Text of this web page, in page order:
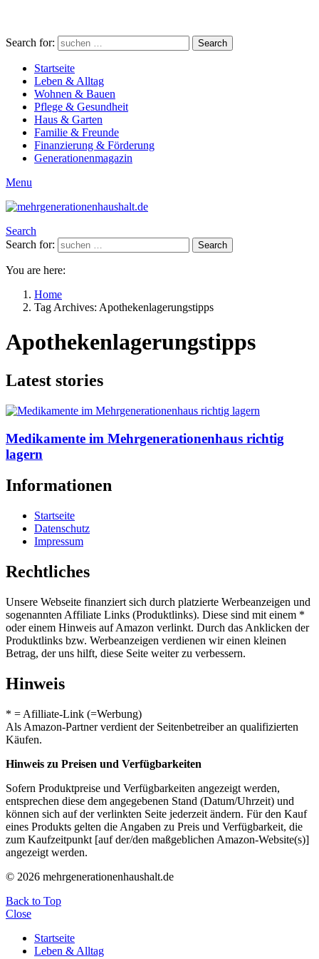
Search for: Search
Startseite
Leben & Alltag
Wohnen & Bauen
Pflege & Gesundheit
Haus & Garten
Familie & Freunde
Finanzierung & Förderung
Generationenmagazin
Menu
Search
Search for:
Search
You are here:
Home
Tag Archives: Apothekenlagerungstipps
Apothekenlagerungstipps
Latest stories
Medikamente im Mehrgenerationenhaus richtig
lagern
Informationen
Startseite
Datenschutz
Impressum
Rechtliches
Unsere Webseite finanziert sich durch platzierte Werbeanzeigen und
sogenannten Affiliate Links (Produktlinks). Diese sind mit einem *
oder einem Hinweis auf Amazon verlinkt. Durch das Anklicken der
Produktlinks bzw. Werbeanzeigen verdienen wir einen kleinen
Betrag, der uns hilft, diese Seite weiter zu verbessern.
Hinweis
* = Afilliate-Link (=Werbung)
Als Amazon-Partner verdient der Seitenbetreiber an qualifizierten
Käufen.
Hinweis zu Preisen und Verfügbarkeiten
Sofern Produktpreise und Verfügbarkeiten angezeigt werden,
entsprechen diese dem angegebenen Stand (Datum/Uhrzeit) und
können sich auf der verlinkten Seite jederzeit ändern. Für den Kauf
eines Produkts gelten die Angaben zu Preis und Verfügbarkeit, die
zum Kaufzeitpunkt [auf der/den maßgeblichen Amazon-Website(s)]
angezeigt werden.
© 2026 mehrgenerationenhaushalt.de
Back to Top
Close
Startseite
Leben & Alltag